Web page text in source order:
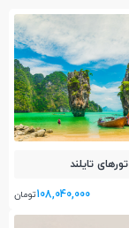
تور‌های تایلند
108,040,000تومان